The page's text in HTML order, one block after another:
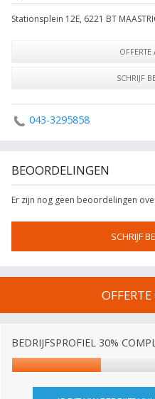
Stationsplein 12E, 6221 BT
OFFERTE
SCHRIJF
043-3295858
BEOORDELINGEN
Er zijn nog geen beoordelingen
SCHRIJF
BEDRIJFSPROFIEL 30%